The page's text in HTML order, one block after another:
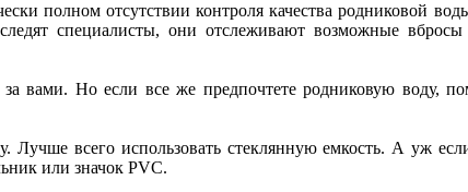
полном отсутствии контроля качества родниковой
специалисты, они отслеживают возможные
вами. Но если все же предпочтете родниковую воду,
Лучше всего использовать стеклянную емкость. А уж
или значок PVC.